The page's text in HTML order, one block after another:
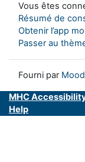
Vous êtes
Résumé de
Obtenir l’app
Passer au
Fourni par
MHC
Help